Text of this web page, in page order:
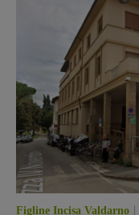
Figline Incisa Valdarno